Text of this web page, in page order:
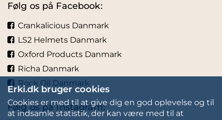
Følg os på Facebook:
Crankalicious Danmark
LS2 Helmets Danmark
Oxford Products Danmark
Richa Danmark
Rock Oil Danmark
Følg os på Instagram:
Erki.dk bruger cookies
Cookies er med til at give dig en god oplevelse og til
at indsamle statistik, der kan være med til at